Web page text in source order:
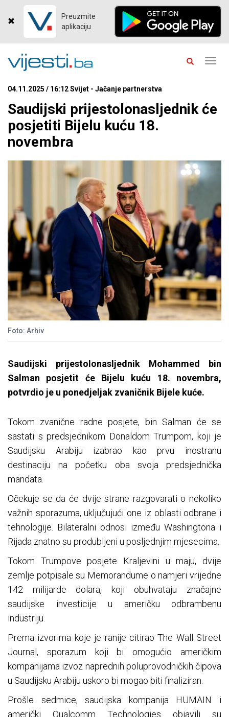
Preuzmite
aplikaciju
04.11.2025 / 16:12 Svijet - Jačanje partnerstva
Saudijski prijestolonasljednik će
posjetiti Bijelu kuću 18.
novembra
Foto: Arhiv
Saudijski prijestolonasljednik Mohammed bin
Salman posjetit će Bijelu kuću 18. novembra,
potvrdio je u ponedjeljak zvaničnik Bijele kuće.
Tokom zvanične radne posjete, bin Salman će se
sastati s predsjednikom Donaldom Trumpom, koji je
Saudijsku Arabiju izabrao kao prvu inostranu
destinaciju na početku oba svoja predsjednička
mandata.
Očekuje se da će dvije strane razgovarati o nekoliko
važnih sporazuma, uključujući one iz oblasti odbrane i
tehnologije. Bilateralni odnosi između Washingtona i
Rijada znatno su produbljeni u posljednjim mjesecima.
Tokom Trumpove posjete Kraljevini u maju, dvije
zemlje potpisale su Memorandume o namjeri vrijedne
142 milijarde dolara, koji obuhvataju značajne
saudijske investicije u američku odbrambenu
industriju.
Prema izvorima koje je ranije citirao The Wall Street
Journal, sporazum koji bi omogućio američkim
kompanijama izvoz naprednih poluprovodničkih čipova
u Saudijsku Arabiju uskoro bi mogao biti finaliziran.
Prošle sedmice, saudijska kompanija HUMAIN i
američki Qualcomm Technologies objavili su